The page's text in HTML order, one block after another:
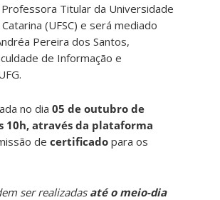
Professora Titular da Universidade
(UFSC) e será mediado
Pereira dos Santos,
de Informação e
no dia05 de outubro de
10h, através da plataforma
decertificado para os
ser realizadas até o meio-dia